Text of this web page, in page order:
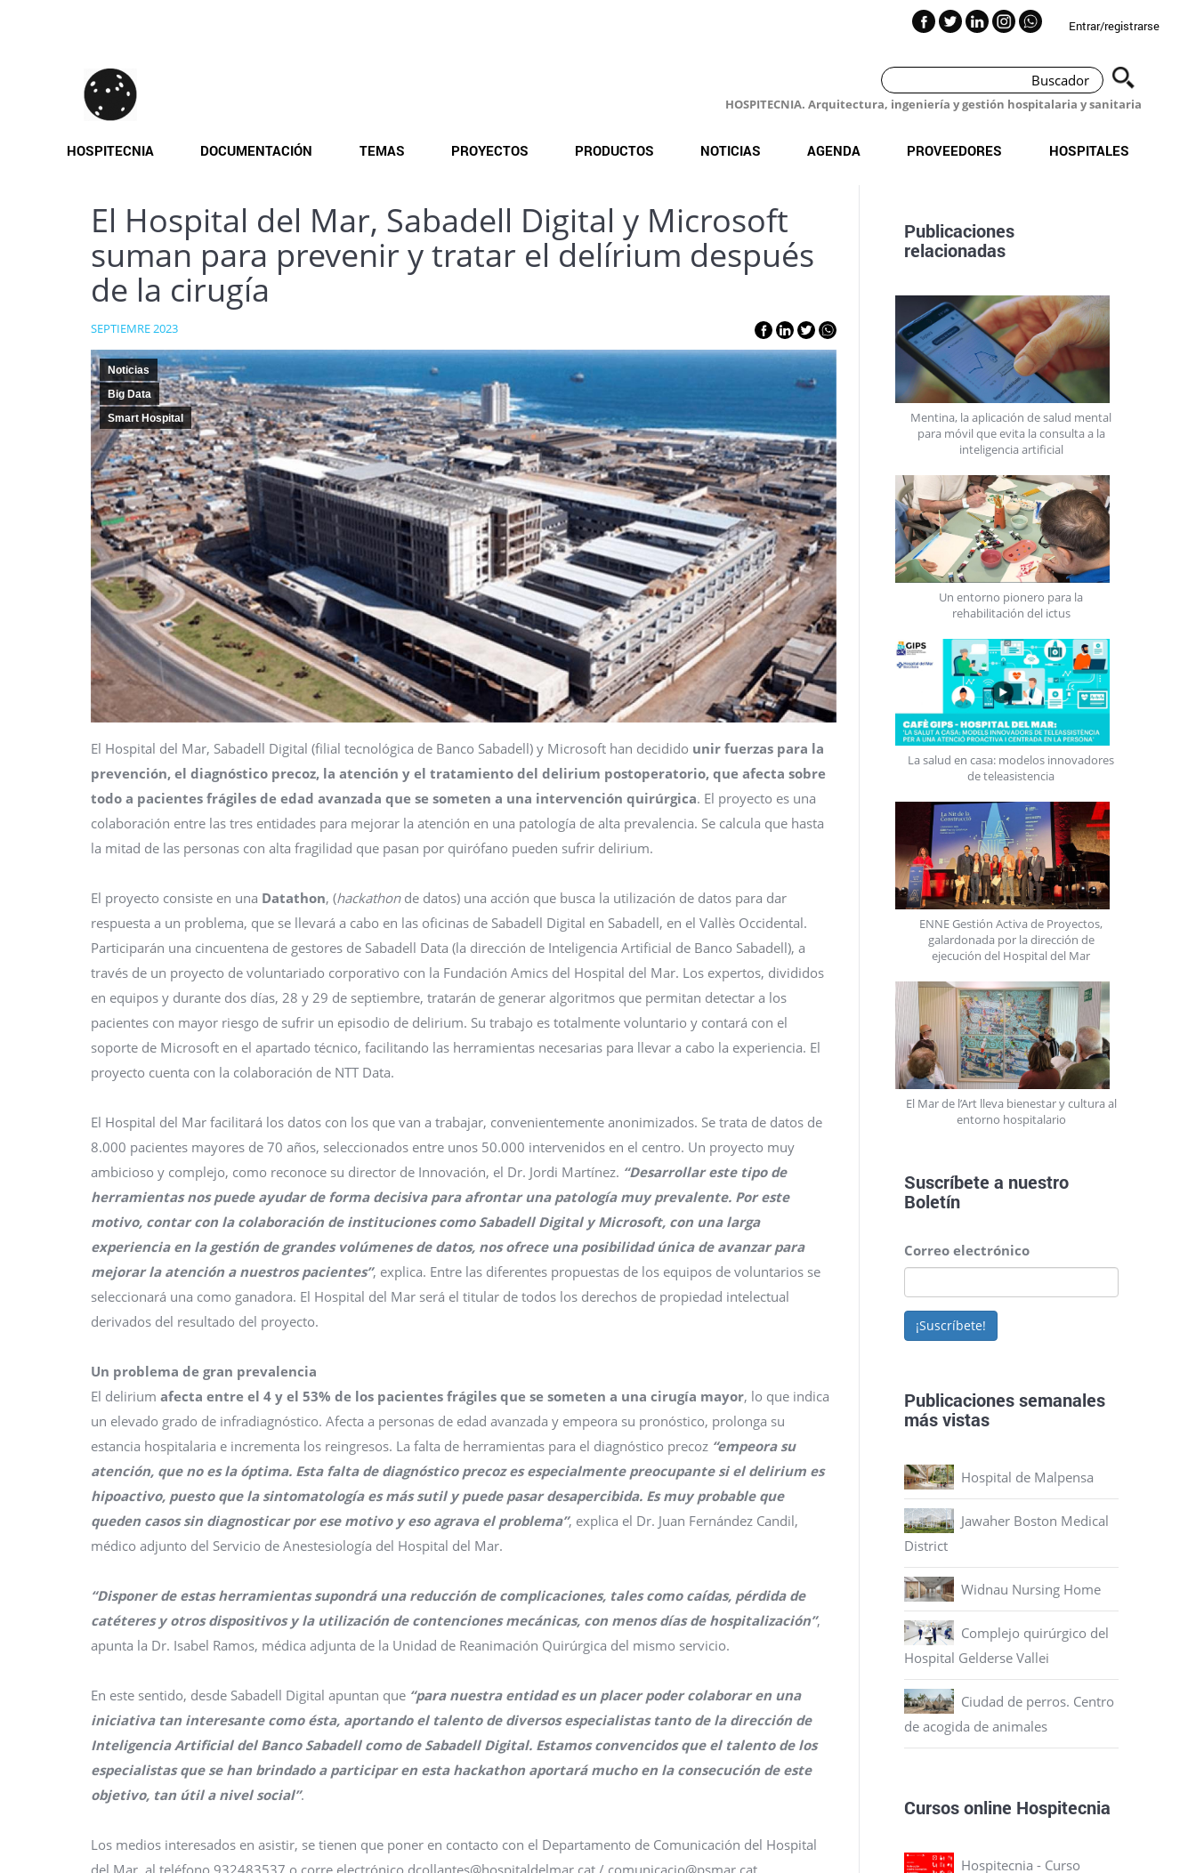
Entrar/registrarse
HOSPITECNIA. Arquitectura, ingeniería y gestión hospitalaria y sanitaria
HOSPITECNIA DOCUMENTACIÓN TEMAS PROYECTOS PRODUCTOS NOTICIAS AGENDA PROVEEDORES HOSPITALES
El Hospital del Mar, Sabadell Digital y Microsoft
suman para prevenir y tratar el delírium después
de la cirugía
SEPTIEMRE 2023
Noticias
Big Data
Smart Hospital
El Hospital del Mar, Sabadell Digital (filial tecnológica de Banco Sabadell) y Microsoft han decidido unir fuerzas para la
prevención, el diagnóstico precoz, la atención y el tratamiento del delirium postoperatorio, que afecta sobre
todo a pacientes frágiles de edad avanzada que se someten a una intervención quirúrgica. El proyecto es una
colaboración entre las tres entidades para mejorar la atención en una patología de alta prevalencia. Se calcula que hasta
la mitad de las personas con alta fragilidad que pasan por quirófano pueden sufrir delirium.
El proyecto consiste en una Datathon, (hackathonde datos) una acción que busca la utilización de datos para dar
respuesta a un problema, que se llevará a cabo en las oficinas de Sabadell Digital en Sabadell, en el Vallès Occidental.
Participarán una cincuentena de gestores de Sabadell Data (la dirección de Inteligencia Artificial de Banco Sabadell), a
través de un proyecto de voluntariado corporativo con la Fundación Amics del Hospital del Mar. Los expertos, divididos
en equipos y durante dos días, 28 y 29 de septiembre, tratarán de generar algoritmos que permitan detectar a los
pacientes con mayor riesgo de sufrir un episodio de delirium. Su trabajo es totalmente voluntario y contará con el
soporte de Microsoft en el apartado técnico, facilitando las herramientas necesarias para llevar a cabo la experiencia. El
proyecto cuenta con la colaboración de NTT Data.
El Hospital del Mar facilitará los datos con los que van a trabajar, convenientemente anonimizados. Se trata de datos de
8.000 pacientes mayores de 70 años, seleccionados entre unos 50.000 intervenidos en el centro. Un proyecto muy
ambicioso y complejo, como reconoce su director de Innovación, el Dr. Jordi Martínez. “Desarrollar este tipo de
herramientas nos puede ayudar de forma decisiva para afrontar una patología muy prevalente. Por este
motivo, contar con la colaboración de instituciones como Sabadell Digital y Microsoft, con una larga
experiencia en la gestión de grandes volúmenes de datos, nos ofrece una posibilidad única de avanzar para
mejorar la atención a nuestros pacientes”, explica. Entre las diferentes propuestas de los equipos de voluntarios se
seleccionará una como ganadora. El Hospital del Mar será el titular de todos los derechos de propiedad intelectual
derivados del resultado del proyecto.
Un problema de gran prevalencia
El delirium afecta entre el 4 y el 53% de los pacientes frágiles que se someten a una cirugía mayor, lo que indica
un elevado grado de infradiagnóstico. Afecta a personas de edad avanzada y empeora su pronóstico, prolonga su
estancia hospitalaria e incrementa los reingresos. La falta de herramientas para el diagnóstico precoz “empeora su
atención, que no es la óptima. Esta falta de diagnóstico precoz es especialmente preocupante si el delirium es
hipoactivo, puesto que la sintomatología es más sutil y puede pasar desapercibida. Es muy probable que
queden casos sin diagnosticar por ese motivo y eso agrava el problema”, explica el Dr. Juan Fernández Candil,
médico adjunto del Servicio de Anestesiología del Hospital del Mar.
“Disponer de estas herramientas supondrá una reducción de complicaciones, tales como caídas, pérdida de
catéteres y otros dispositivos y la utilización de contenciones mecánicas, con menos días de hospitalización”,
apunta la Dr. Isabel Ramos, médica adjunta de la Unidad de Reanimación Quirúrgica del mismo servicio.
En este sentido, desde Sabadell Digital apuntan que “para nuestra entidad es un placer poder colaborar en una
iniciativa tan interesante como ésta, aportando el talento de diversos especialistas tanto de la dirección de
Inteligencia Artificial del Banco Sabadell como de Sabadell Digital. Estamos convencidos que el talento de los
especialistas que se han brindado a participar en esta hackathon aportará mucho en la consecución de este
objetivo, tan útil a nivel social”.
Los medios interesados en asistir, se tienen que poner en contacto con el Departamento de Comunicación del Hospital
del Mar, al teléfono 932483537 o corre electrónico dcollantes@hospitaldelmar.cat / comunicacio@psmar.cat.
Publicaciones
relacionadas
Mentina, la aplicación de salud mental
para móvil que evita la consulta a la
inteligencia artificial
Un entorno pionero para la
rehabilitación del ictus
La salud en casa: modelos innovadores
de teleasistencia
ENNE Gestión Activa de Proyectos,
galardonada por la dirección de
ejecución del Hospital del Mar
El Mar de l’Art lleva bienestar y cultura al
entorno hospitalario
Suscríbete a nuestro
Boletín
Correo electrónico
¡Suscríbete!
Publicaciones semanales
más vistas
Hospital de Malpensa
Jawaher Boston Medical
District
Widnau Nursing Home
Complejo quirúrgico del
Hospital Gelderse Vallei
Ciudad de perros. Centro
de acogida de animales
Cursos online Hospitecnia
Hospitecnia - Curso